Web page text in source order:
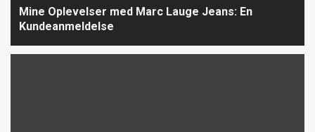
Mine Oplevelser med Marc Lauge Jeans: En
Kundeanmeldelse